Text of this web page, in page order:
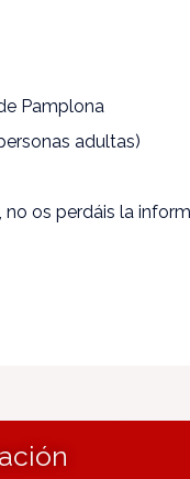
Pamplona
adultas)
os perdáis la